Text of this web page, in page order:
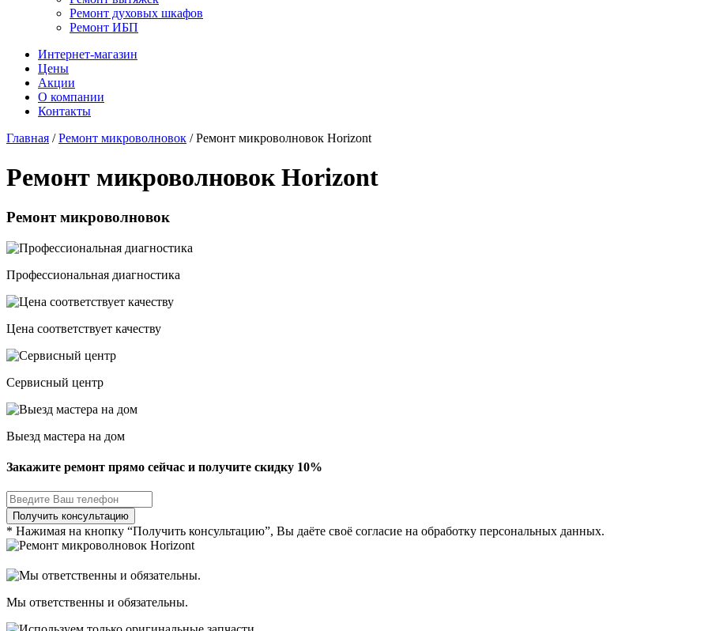
Ремонт духовых шкафов
Ремонт ИБП
Интернет-магазин
Цены
Акции
О компании
Контакты
Главная /Ремонт микроволновок /Ремонт микроволновок Horizont
Ремонт микроволновок Horizont
Ремонт микроволновок
Профессиональная диагностика
Цена соответствует качеству
Сервисный центр
Выезд мастера на дом
Закажите ремонт прямо сейчас и получите скидку 10%
* Нажимая на кнопку “Получить консультацию”, Вы даёте своё согласие на обработку персональных данных.
Мы ответственны и обязательны.